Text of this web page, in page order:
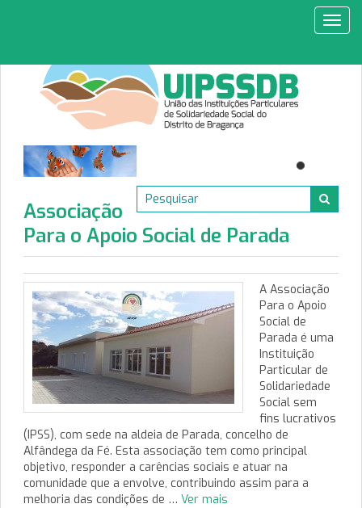
Associação
Para o Apoio Social de Parada
A Associação
Para o Apoio
Social de
Parada é uma
Instituição
Particular de
Solidariedade
Social sem
fins lucrativos
(IPSS), com sede na aldeia de Parada, concelho de
Alfândega da Fé. Esta associação tem como principal
objetivo, responder a carências sociais e atuar na
comunidade que a envolve, contribuindo assim para a
melhoria das condições de … Ver mais